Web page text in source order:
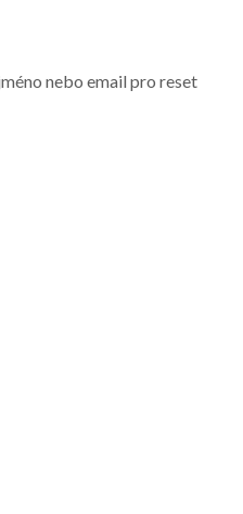
nebo email pro reset